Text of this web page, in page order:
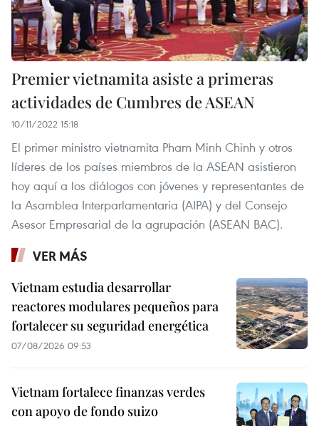
Premier vietnamita asiste a primeras
actividades de Cumbres de ASEAN
10/11/2022 15:18
El primer ministro vietnamita Pham Minh Chinh y otros
líderes de los países miembros de la ASEAN asistieron
hoy aquí a los diálogos con jóvenes y representantes de
la Asamblea Interparlamentaria (AIPA) y del Consejo
Asesor Empresarial de la agrupación (ASEAN BAC).
VER MÁS
Vietnam estudia desarrollar
reactores modulares pequeños para
fortalecer su seguridad energética
07/08/2026 09:53
Vietnam fortalece finanzas verdes
con apoyo de fondo suizo